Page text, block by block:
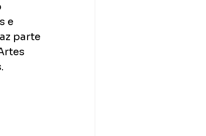
e
parte